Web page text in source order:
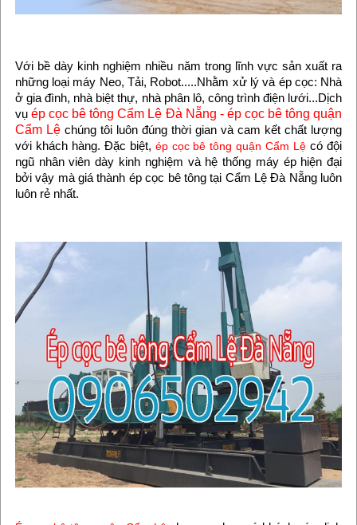
Với bề dày kinh nghiệm nhiều năm trong lĩnh vực sản xuất ra
những loại máy Neo, Tải, Robot.....Nhằm xử lý và ép cọc: Nhà
ở gia đình, nhà biệt thự, nhà phân lô, công trình điện lưới...Dịch
vụ ép cọc bê tông Cẩm Lệ Đà Nẵng - ép cọc bê tông quận
Cẩm Lệchúng tôi luôn đúng thời gian và cam kết chất lượng
với khách hàng. Đặc biệt, ép cọc bê tông quận Cẩm Lệ có đội
ngũ nhân viên dày kinh nghiệm và hệ thống máy ép hiện đại
bởi vậy mà giá thành ép cọc bê tông tại Cẩm Lệ Đà Nẵng luôn
luôn rẻ nhất.